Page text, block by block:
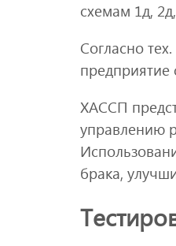
схемам 1д,
Согласно
ХАССП
управлению
брака,